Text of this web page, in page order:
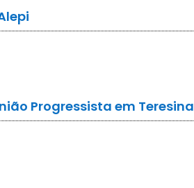
Progressista em Teresina